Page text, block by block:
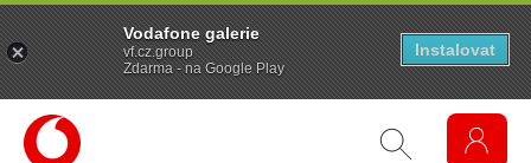
Vodafone galerie
vf.cz.group
Zdarma - na Google Play
Instalovat